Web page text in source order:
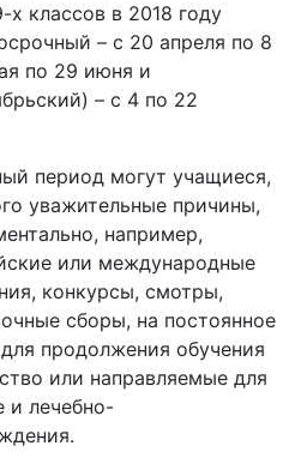
классов в 2018 году
– с 20 апреля по 8
по 29 июня и
– с 4 по 22
период могут учащиеся,
уважительные причины,
например,
или международные
конкурсы, смотры,
сборы, на постоянное
продолжения обучения
или направляемые для
и лечебно-